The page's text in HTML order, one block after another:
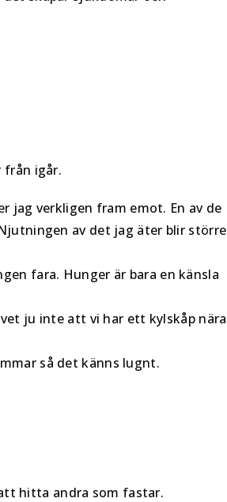
från igår.
jag verkligen fram emot. En av de
av det jag äter blir större
fara. Hunger är bara en känsla
ju inte att vi har ett kylskåp nära
så det känns lugnt.
hitta andra som fastar.